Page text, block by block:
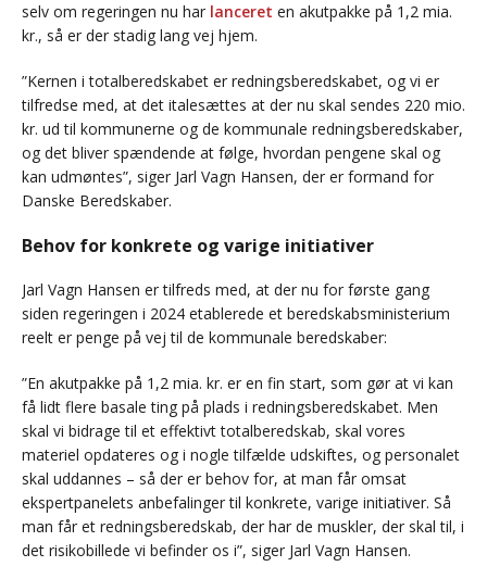
selv om regeringen nu har lanceret en akutpakke på 1,2 mia.
kr., så er der stadig lang vej hjem.
”Kernen i totalberedskabet er redningsberedskabet, og vi er
tilfredse med, at det italesættes at der nu skal sendes 220 mio.
kr. ud til kommunerne og de kommunale redningsberedskaber,
og det bliver spændende at følge, hvordan pengene skal og
kan udmøntes”, siger Jarl Vagn Hansen, der er formand for
Danske Beredskaber.
Behov for konkrete og varige initiativer
Jarl Vagn Hansen er tilfreds med, at der nu for første gang
siden regeringen i 2024 etablerede et beredskabsministerium
reelt er penge på vej til de kommunale beredskaber:
”En akutpakke på 1,2 mia. kr. er en fin start, som gør at vi kan
få lidt flere basale ting på plads i redningsberedskabet. Men
skal vi bidrage til et effektivt totalberedskab, skal vores
materiel opdateres og i nogle tilfælde udskiftes, og personalet
skal uddannes – så der er behov for, at man får omsat
ekspertpanelets anbefalinger til konkrete, varige initiativer. Så
man får et redningsberedskab, der har de muskler, der skal til, i
det risikobillede vi befinder os i”, siger Jarl Vagn Hansen.